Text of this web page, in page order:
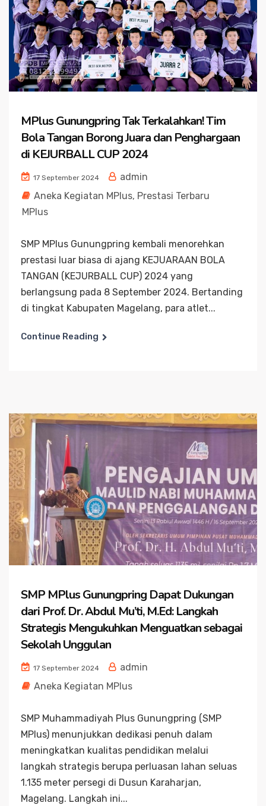
MPlus Gunungpring Tak Terkalahkan! Tim
Bola Tangan Borong Juara dan Penghargaan
di KEJURBALL CUP 2024
17 September 2024
admin
Aneka Kegiatan MPlus, Prestasi Terbaru
MPlus
SMP MPlus Gunungpring kembali menorehkan
prestasi luar biasa di ajang KEJUARAAN BOLA
TANGAN (KEJURBALL CUP) 2024 yang
berlangsung pada 8 September 2024. Bertanding
di tingkat Kabupaten Magelang, para atlet...
Continue Reading
SMP MPlus Gunungpring Dapat Dukungan
dari Prof. Dr. Abdul Mu’ti, M.Ed: Langkah
Strategis Mengukuhkan Menguatkan sebagai
Sekolah Unggulan
17 September 2024
admin
Aneka Kegiatan MPlus
SMP Muhammadiyah Plus Gunungpring (SMP
MPlus) menunjukkan dedikasi penuh dalam
meningkatkan kualitas pendidikan melalui
langkah strategis berupa perluasan lahan seluas
1.135 meter persegi di Dusun Karaharjan,
Magelang. Langkah ini...